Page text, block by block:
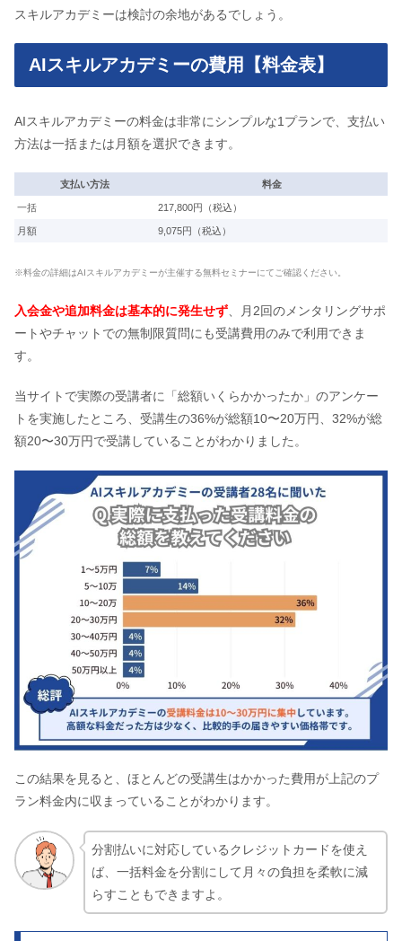
スキルアカデミーは検討の余地があるでしょう。
AIスキルアカデミーの費用【料金表】
AIスキルアカデミーの料金は非常にシンプルな1プランで、支払い
方法は一括または月額を選択できます。
支払い方法 料金
一括 217,800円（税込）
月額 9,075円（税込）
※料金の詳細はAIスキルアカデミーが主催する無料セミナーにてご確認ください。
入会金や追加料金は基本的に発生せず、月2回のメンタリングサポ
ートやチャットでの無制限質問にも受講費用のみで利用できま
す。
当サイトで実際の受講者に「総額いくらかかったか」のアンケー
トを実施したところ、受講生の36%が総額10〜20万円、32%が総
額20〜30万円で受講していることがわかりました。
この結果を見ると、ほとんどの受講生はかかった費用が上記のプ
ラン料金内に収まっていることがわかります。
分割払いに対応しているクレジットカードを使え
ば、一括料金を分割にして月々の負担を柔軟に減
らすこともできますよ。